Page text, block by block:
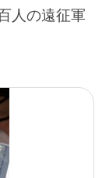
人の遠征軍